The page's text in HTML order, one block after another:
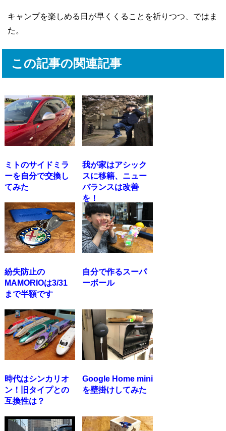
キャンプを楽しめる日が早くくることを祈りつつ、ではま
た。
この記事の関連記事
ミトのサイドミラ
ーを自分で交換し
てみた
我が家はアシック
スに移籍、ニュー
バランスは改善
を！
紛失防止の
MAMORIOは3/31
まで半額です
自分で作るスーパ
ーボール
時代はシンカリオ
ン！旧タイプとの
互換性は？
Google Home mini
を壁掛けしてみた